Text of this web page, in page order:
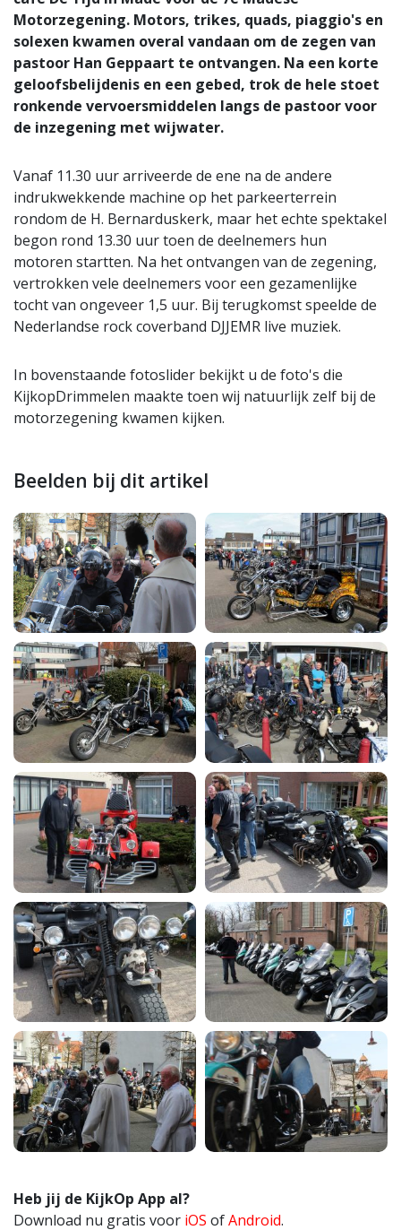
Motorzegening. Motors, trikes, quads, piaggio's en
solexen kwamen overal vandaan om de zegen van
pastoor Han Geppaart te ontvangen. Na een korte
geloofsbelijdenis en een gebed, trok de hele stoet
ronkende vervoersmiddelen langs de pastoor voor
de inzegening met wijwater.
Vanaf 11.30 uur arriveerde de ene na de andere
indrukwekkende machine op het parkeerterrein
rondom de H. Bernarduskerk, maar het echte spektakel
begon rond 13.30 uur toen de deelnemers hun
motoren startten. Na het ontvangen van de zegening,
vertrokken vele deelnemers voor een gezamenlijke
tocht van ongeveer 1,5 uur. Bij terugkomst speelde de
Nederlandse rock coverband DJJEMR live muziek.
In bovenstaande fotoslider bekijkt u de foto's die
KijkopDrimmelen maakte toen wij natuurlijk zelf bij de
motorzegening kwamen kijken.
Beelden bij dit artikel
Heb jij de KijkOp App al?
Download nu gratis voor iOS ofAndroid.